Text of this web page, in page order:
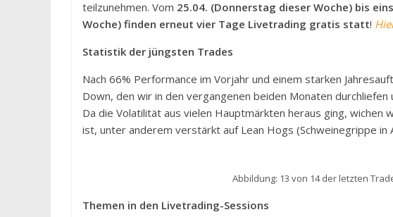
teilzunehmen. Vom 25.04. (Donnerstag dieser Woche) bis
Woche) finden erneut vier Tage Livetrading gratis statt!
Statistik der jüngsten Trades
Nach 66% Performance im Vorjahr und einem starken
Down, den wir in den vergangenen beiden Monaten
Da die Volatilität aus vielen Hauptmärkten heraus ging, wichen
ist, unter anderem verstärkt auf Lean Hogs (Schweinegrippe in
Abbildung: 13 von 14 der letzten
Themen in den Livetrading-Sessions